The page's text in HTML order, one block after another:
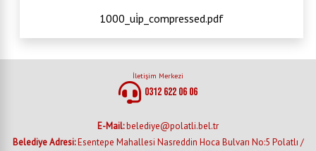
1000_ui̇p_compressed.pdf
İletişim Merkezi
0312 622 06 06
E-Mail:belediye@polatli.bel.tr
Belediye Adresi:Esentepe Mahallesi Nasreddin Hoca Bulvarı No:5 Polatlı /